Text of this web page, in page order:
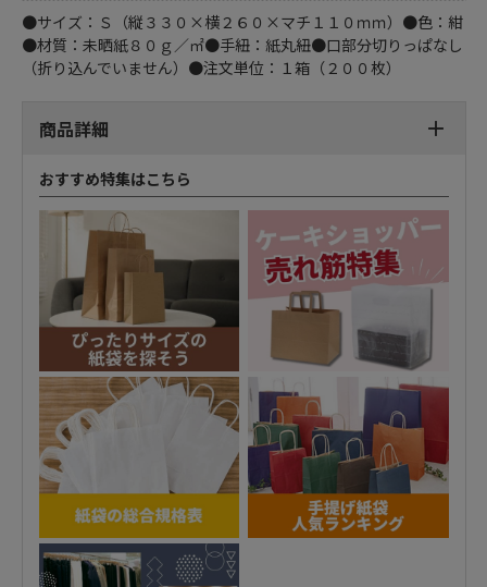
●サイズ：Ｓ（縦３３０×横２６０×マチ１１０ｍｍ）●色：紺
●材質：未晒紙８０ｇ／㎡●手紐：紙丸紐●口部分切りっぱなし
（折り込んでいません）●注文単位：１箱（２００枚）
商品詳細
おすすめ特集はこちら